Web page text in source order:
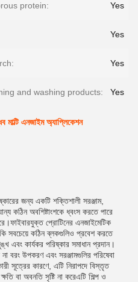
protein: Yes
Yes
Yes
and washing products: Yes
মাল্টি এনজাইম অ্যাপ্লিকেশন
জন্য একটি শক্তিশালী সরঞ্জাম,
কঠিন অবশিষ্টাংশকে ধ্বংস করতে পারে
প্রোটিনের এনজাইমেটিক
সবচেয়ে কঠিন ব্লকগুলিও প্রবেশ করতে
এবং কার্যকর পরিষ্কার সমাধান প্রদান।
বরং উপকরণ এবং সরঞ্জামগুলির পরিষেবা
সূত্রের কারণে, এটি নিরাপদে বিস্তৃত
বা অবনতি সৃষ্টি না করেএটি শিল্প ও